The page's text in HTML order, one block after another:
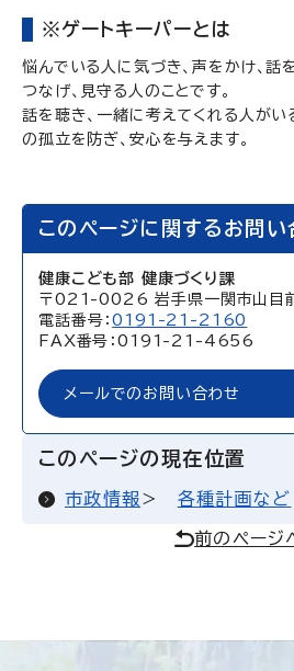
※ゲートキーパーとは
悩んでいる人に気づき、声をかけ、話
つなげ、見守る人のことです。
話を聴き、一緒に考えてくれる人がい
の孤立を防ぎ、安心を与えます。
このページに関するお問い
健康こども部 健康づくり課
〒021-0026 岩手県一関市山目
電話番号：0191-21-2160
FAX番号：0191-21-4656
メールでのお問い合わせ
このページの現在位置
市政情報 各種計画など
前のページ